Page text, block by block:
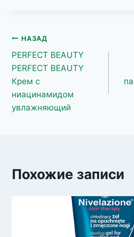
Навигация
по
записям
НАЗАД
PERFECT BEAUTY
PERFECT BEAUTY
Крем с
ниацинамидом
увлажняющий
Похожие записи